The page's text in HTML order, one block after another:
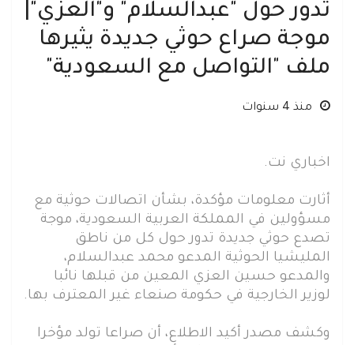
تدور حول "عبدالسلام" و"العزي"|
موجة صراع حوثي جديدة يثيرها
ملف "التواصل مع السعودية"
منذ 4 سنوات
اخباري نت.
أثارت معلومات مؤكدة، بشأن اتصالات حوثية مع
مسؤولين في المملكة العربية السعودية، موجة
تصدع حوثي جديدة تدور حول كل من ناطق
المليشيا الحوثية المدعو محمد عبدالسلام،
والمدعو حسين العزي المعين من قبلها نائبا
لوزير الخارجية في حكومة صنعاء غير المعترف بها.
وكشف مصدر أكيد الاطلاع، أن صراعا تولد مؤخرا